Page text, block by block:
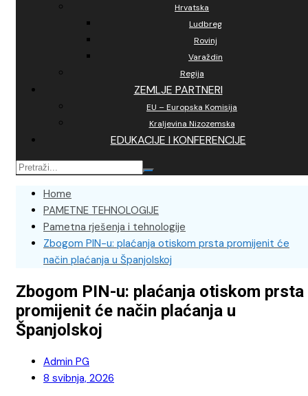
Hrvatska
Ludbreg
Rovinj
Varaždin
Regija
ZEMLJE PARTNERI
EU – Europska Komisija
Kraljevina Nizozemska
EDUKACIJE I KONFERENCIJE
Home
PAMETNE TEHNOLOGIJE
Pametna rješenja i tehnologije
Zbogom PIN-u: plaćanja otiskom prsta promijenit će
način plaćanja u Španjolskoj
Zbogom PIN-u: plaćanja otiskom prsta
promijenit će način plaćanja u
Španjolskoj
Admin PG
8 svibnja, 2026